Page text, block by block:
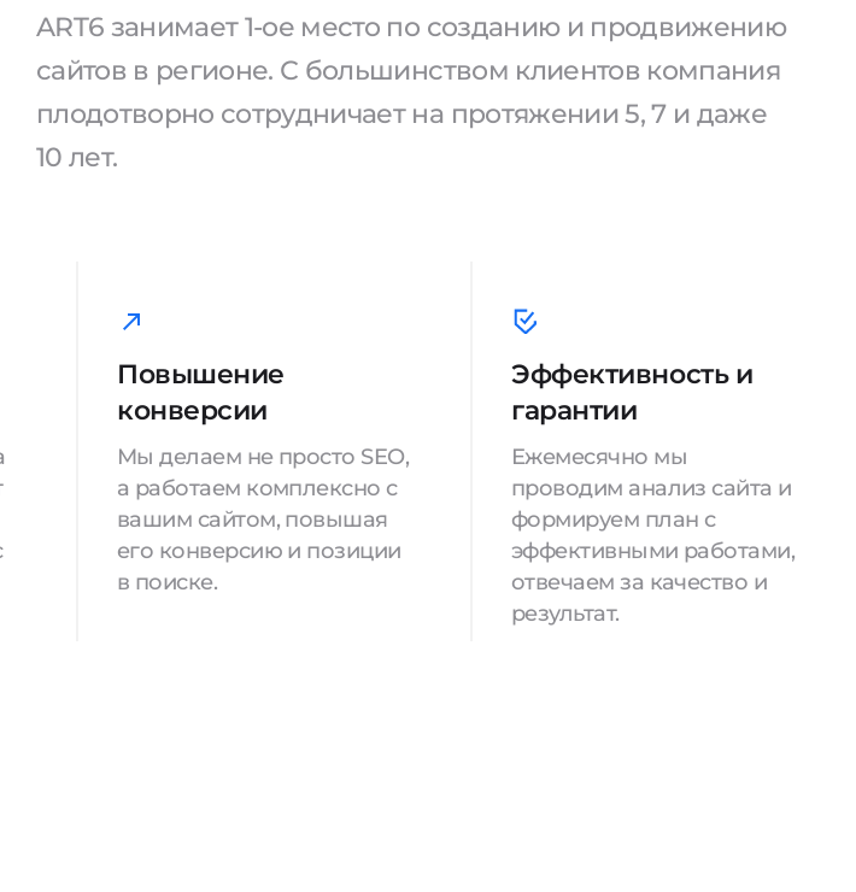
ART6 занимает 1-ое место по созданию и продвижению
сайтов в регионе. С большинством клиентов компания
плодотворно сотрудничает на протяжении 5, 7 и даже
10 лет.
Повышение
конверсии
Мы делаем не просто SEO,
а работаем комплексно с
вашим сайтом, повышая
его конверсию и позиции
в поиске.
Эффективность и
гарантии
Ежемесячно мы
проводим анализ сайта и
формируем план с
эффективными работами,
отвечаем за качество и
результат.